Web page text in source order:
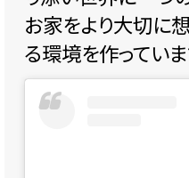
お家をより大切に
る環境を作っていま